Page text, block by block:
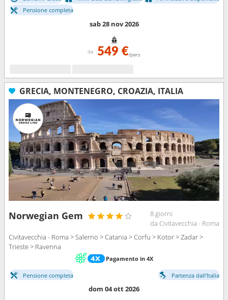
Pensione completa
sab 28 nov 2026
da 549 €/pers
GRECIA, MONTENEGRO, CROAZIA, ITALIA
Norwegian Gem
8 giorni
da Civitavecchia - Roma
Civitavecchia - Roma > Salerno > Catania > Corfu > Kotor > Zadar >
Trieste > Ravenna
Pagamento in 4X
Pensione completa Partenza dall'Italia
dom 04 ott 2026